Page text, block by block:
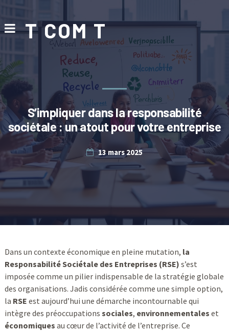
T COM T
S’impliquer dans la responsabilité
sociétale : un atout pour votre entreprise
13 mars 2025
Dans un contexte économique en pleine mutation, la
Responsabilité Sociétale des Entreprises (RSE) s’est
imposée comme un pilier indispensable de la stratégie globale
des organisations. Jadis considérée comme une simple option,
la RSE est aujourd’hui une démarche incontournable qui
intègre des préoccupations sociales, environnementales et
économiques au cœur de l’activité de l’entreprise. Ce